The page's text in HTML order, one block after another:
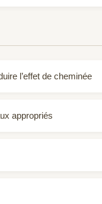
l’effet de cheminée
appropriés